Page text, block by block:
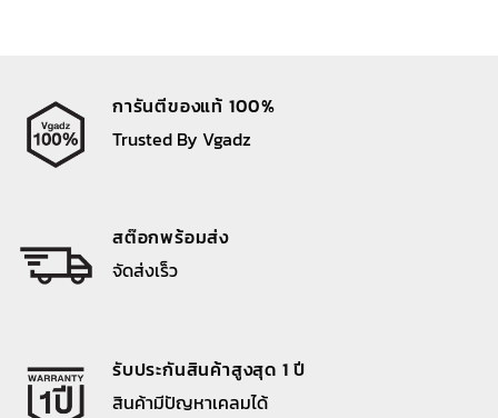
การันตีของแท้ 100%
Trusted By Vgadz
สต๊อกพร้อมส่ง
จัดส่งเร็ว
รับประกันสินค้าสูงสุด 1 ปี
สินค้ามีปัญหาเคลมได้